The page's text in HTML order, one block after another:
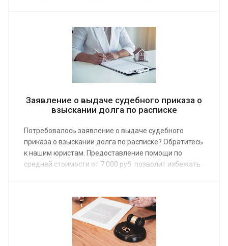
обязательства со дня заключения брака в органах
Заявление о выдаче судебного приказа о
взыскании долга по расписке
Потребовалось заявление о выдаче судебного
приказа о взыскании долга по расписке? Обратитесь
к нашим юристам. Предоставление помощи по
средней стоимости от 7 000 руб. позволит избежать
гарантия принудительного взыскания
причитающейся вам суммы.